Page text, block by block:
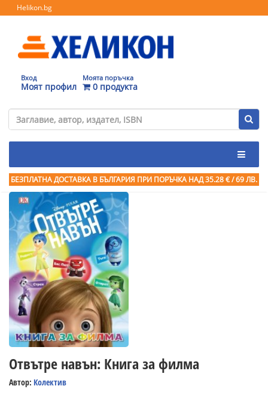
Helikon.bg
Вход
Моят профил
Моята поръчка
0 продукта
БЕЗПЛАТНА ДОСТАВКА В БЪЛГАРИЯ ПРИ ПОРЪЧКА НАД 35.28 € / 69 ЛВ.
Отвътре навън: Книга за филма
Автор: Колектив